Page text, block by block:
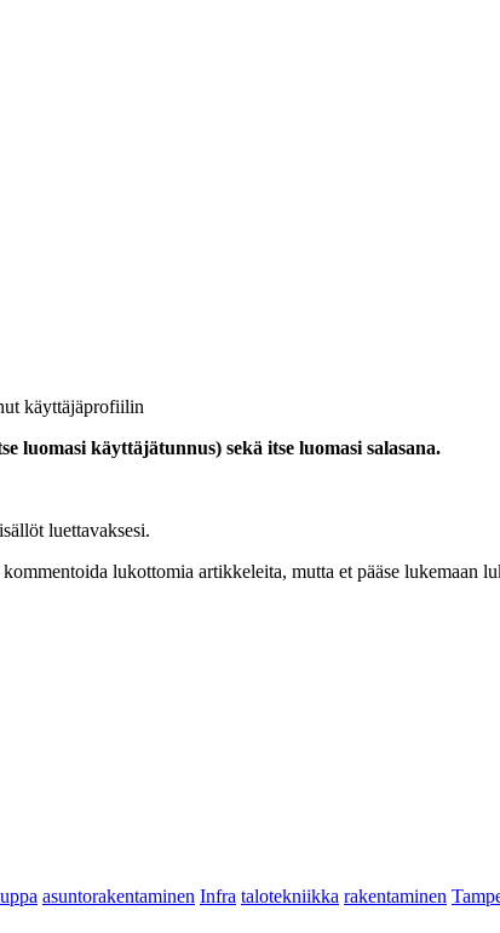
käyttäjäprofiilin
luomasi käyttäjätunnus) sekä itse luomasi salasana.
luettavaksesi.
lukottomia artikkeleita, mutta et pääse lukemaan
asuntorakentaminen Infra talotekniikka rakentaminen